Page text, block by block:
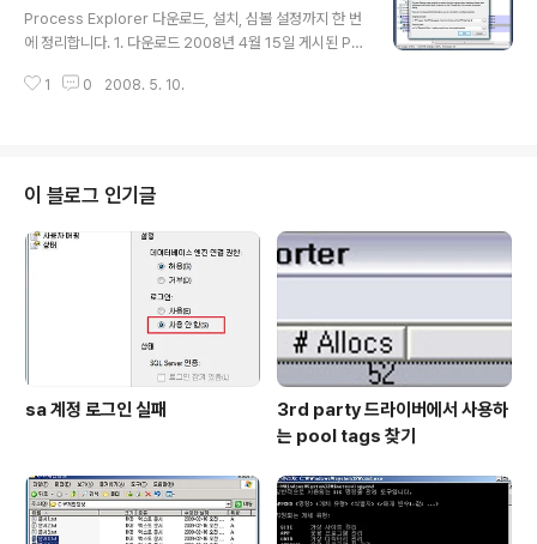
- system up time 개체를 확인하시면 됩니다. 초 단위로
확인 가능합니다. 3. PSTOOLS Windows Sysinterna
스 관리를 위한 기능을 제공합니다. 그 중에서 PsTools ..
Process Explorer 다운로드, 설치, 심볼 설정까지 한 번
에 정리합니다. 1. 다운로드 2008년 4월 15일 게시된 Pr
p://download.sysinternals.com/Files/ProcessEx
니다. Option - Configure Symbols... 메뉴를 선택하
여 Symbols Path 영역에 아래와 같이 심볼 경로를 설정
합니다. (물론 인터넷이 가능한 환경이어야 정상적으로 심
볼을 적용할 수 있습니다) srv*c:\symbol..
1 0 2008. 5. 10.
이 블로그 인기글
sa 계정 로그인 실패
3rd party 드라이버에서 사용하
는 pool tags 찾기